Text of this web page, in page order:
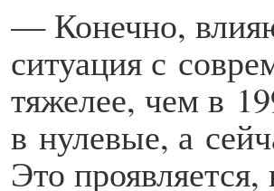
— Конечно,
ситуация с
тяжелее, чем в
в нулевые, а
Это